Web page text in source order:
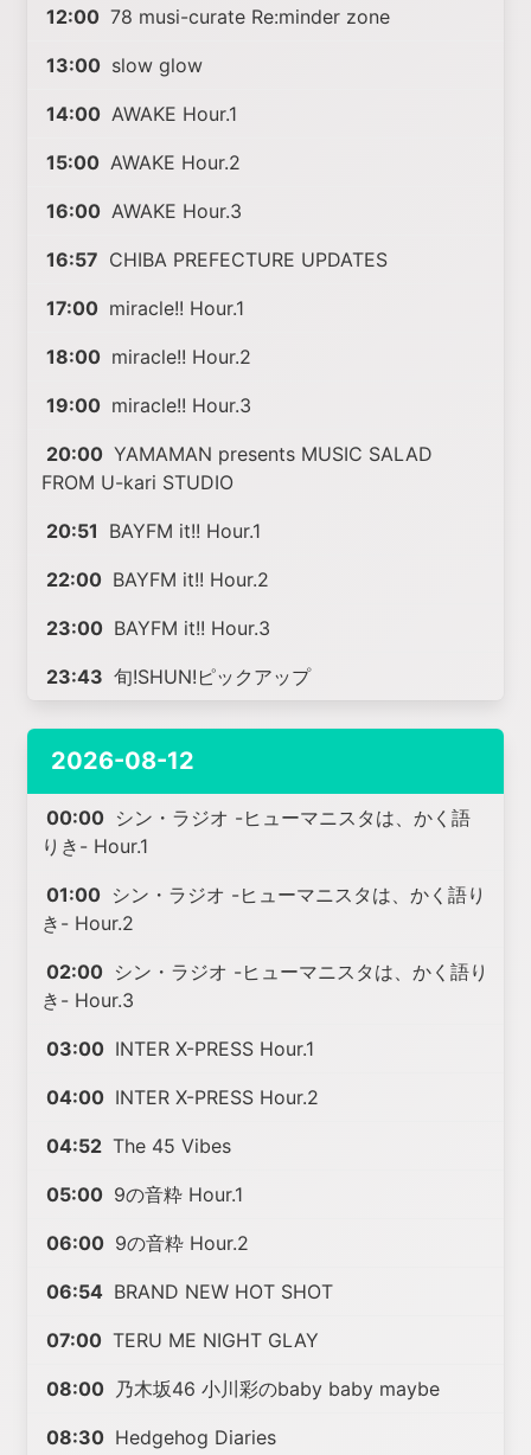
12:00 78 musi-curate Re:minder zone
13:00 slow glow
14:00 AWAKE Hour.1
15:00 AWAKE Hour.2
16:00 AWAKE Hour.3
16:57 CHIBA PREFECTURE UPDATES
17:00 miracle!! Hour.1
18:00 miracle!! Hour.2
19:00 miracle!! Hour.3
20:00 YAMAMAN presents MUSIC SALAD
FROM U-kari STUDIO
20:51 BAYFM it!! Hour.1
22:00 BAYFM it!! Hour.2
23:00 BAYFM it!! Hour.3
23:43 旬!SHUN!ピックアップ
2026-08-12
00:00 シン・ラジオ -ヒューマニスタは、かく語
りき- Hour.1
01:00 シン・ラジオ -ヒューマニスタは、かく語り
き- Hour.2
02:00 シン・ラジオ -ヒューマニスタは、かく語り
き- Hour.3
03:00 INTER X-PRESS Hour.1
04:00 INTER X-PRESS Hour.2
04:52 The 45 Vibes
05:00 9の音粋 Hour.1
06:00 9の音粋 Hour.2
06:54 BRAND NEW HOT SHOT
07:00 TERU ME NIGHT GLAY
08:00 乃木坂46 小川彩のbaby baby maybe
08:30 Hedgehog Diaries